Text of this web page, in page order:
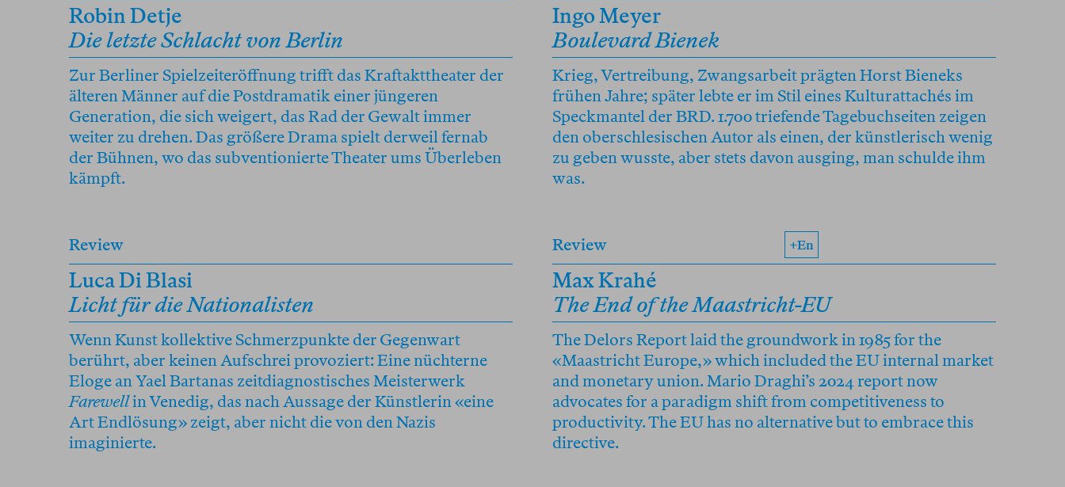
Robin Detje
Die letzte Schlacht von Berlin
Zur Berliner Spielzeiteröffnung trifft das Kraftakttheater der
älteren Männer auf die Postdramatik einer jüngeren
Generation, die sich weigert, das Rad der Gewalt immer
weiter zu drehen. Das größere Drama spielt derweil fernab
der Bühnen, wo das subventionierte Theater ums Überleben
kämpft.
Ingo Meyer
Boulevard Bienek
Krieg, Vertreibung, Zwangsarbeit prägten Horst Bieneks
frühen Jahre; später lebte er im Stil eines Kulturattachés im
Speckmantel der BRD. 1.700 triefende Tagebuchseiten zeigen
den oberschlesischen Autor als einen, der künstlerisch wenig
zu geben wusste, aber stets davon ausging, man schulde ihm
was.
Review
Luca Di Blasi
Licht für die Nationalisten
Wenn Kunst kollektive Schmerzpunkte der Gegenwart
berührt, aber keinen Aufschrei provoziert: Eine nüchterne
Eloge an Yael Bartanas zeitdiagnostisches Meisterwerk
Farewellin Venedig, das nach Aussage der Künstlerin «eine
Art Endlösung» zeigt, aber nicht die von den Nazis
imaginierte.
Review +en
Max Krahé
The End of the Maastricht-EU
The Delors Report laid the groundwork in 1985 for the
«Maastricht Europe,» which included the EU internal market
and monetary union. Mario Draghi’s 2024 report now
advocates for a paradigm shift from competitiveness to
productivity. The EU has no alternative but to embrace this
directive.